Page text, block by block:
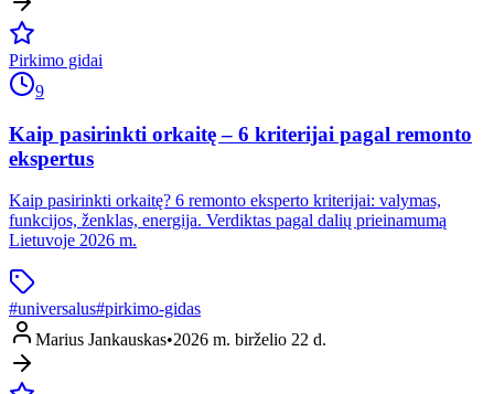
Pirkimo gidai
9
Kaip pasirinkti orkaitę – 6 kriterijai pagal remonto
ekspertus
Kaip pasirinkti orkaitę? 6 remonto eksperto kriterijai: valymas,
funkcijos, ženklas, energija. Verdiktas pagal dalių prieinamumą
Lietuvoje 2026 m.
#universalus#pirkimo-gidas
Marius Jankauskas•2026 m. birželio 22 d.